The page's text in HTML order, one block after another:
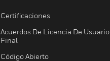
Certificaciones
Acuerdos De Licencia De Usuario
Final
Código Abierto